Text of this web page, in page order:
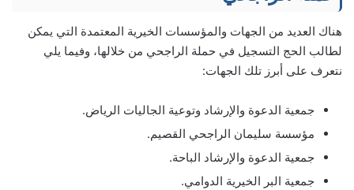
هناك العديد من الجهات والمؤسسات الخيرية المعتمدة التي يمكن
لطالب الحج التسجيل في حملة الراجحي من خلالها، وفيما يلي
نتعرف على أبرز تلك الجهات:
جمعية الدعوة والإرشاد وتوعية الجاليات الرياض.
مؤسسة سليمان الراجحي القصيم.
جمعية الدعوة والإرشاد الباحة.
جمعية البر الخيرية الدوامي.